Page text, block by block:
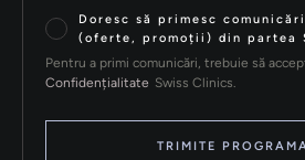
Doresc să primesc
(oferte, promoții) din partea
Pentru a primi comunicări, trebuie să
Confidențialitate Swiss Clinics.
TRIMITE